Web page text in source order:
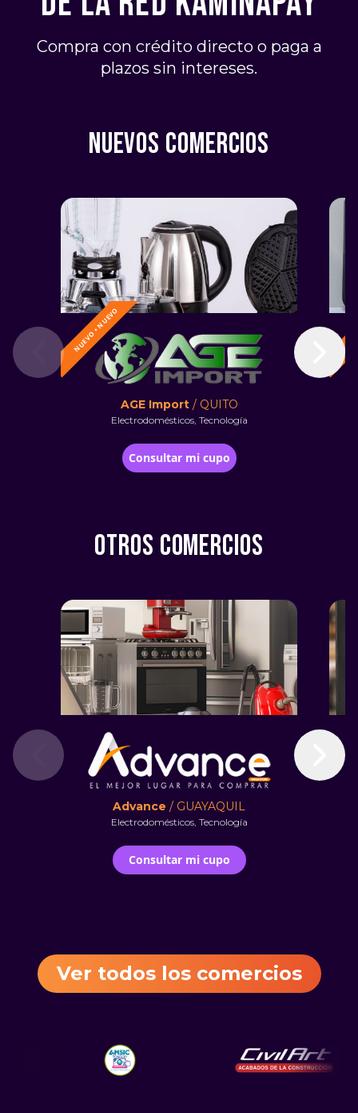
Compra con crédito directo o paga a
plazos sin intereses.
NUEVOS COMERCIOS
NUEVO • NUEVO
AGE Import/ QUITO
Electrodomésticos, Tecnología
Consultar mi cupo
OTROS COMERCIOS
Advance / GUAYAQUIL
Electrodomésticos, Tecnología
Consultar mi cupo
Ver todos los comercios